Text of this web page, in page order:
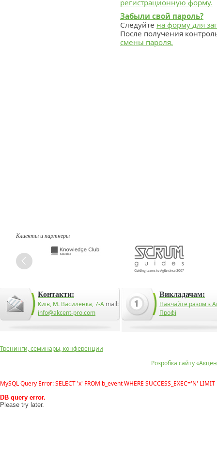
регистрационную форму.
Забыли свой пароль?
Следуйте на форму для
После получения
смены пароля.
Клиенты и партнеры
Контакти:
Київ, М. Василенка, 7-А mail:
info@akcent-pro.com
Викладачам:
Навчайте разом з
Профі
Розробка сайту «
Тренинги, семинары, конференции
MySQL Query Error: SELECT 'x' FROM b_event WHERE SUCCESS_EXEC='N' LIMIT
DB query error.
Please try later.